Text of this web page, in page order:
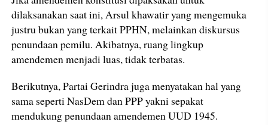
dilaksanakan saat ini, Arsul khawatir yang mengemuka
justru bukan yang terkait PPHN, melainkan diskursus
penundaan pemilu. Akibatnya, ruang lingkup
amendemen menjadi luas, tidak terbatas.
Berikutnya, Partai Gerindra juga menyatakan hal yang
sama seperti NasDem dan PPP yakni sepakat
mendukung penundaan amendemen UUD 1945.